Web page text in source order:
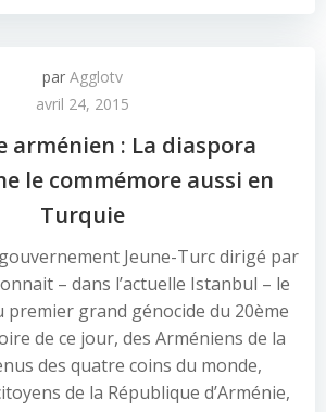
par Agglotv
avril 24, 2015
arménien : La diaspora
le commémore aussi en
Turquie
Jeune-Turc dirigé par
– dans l’actuelle Istanbul – le
premier grand génocide du 20ème
de ce jour, des Arméniens de la
des quatre coins du monde,
de la République d’Arménie,